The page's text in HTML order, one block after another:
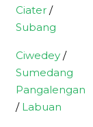
Ciater /
Subang
Ciwedey /
Sumedang
Pangalengan
/ Labuan